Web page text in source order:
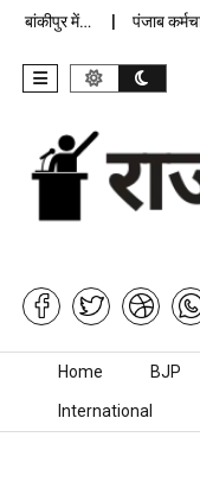
में… पंजाब
Skip to content
Home BJP
International